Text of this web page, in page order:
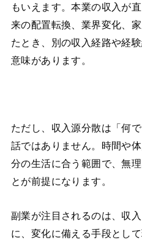
もいえます。本業の収入が
来の配置転換、業界変化、
たとき、別の収入経路や経
意味があります。
ただし、収入源分散は「何
話ではありません。時間や
分の生活に合う範囲で、無
とが前提になります。
副業が注目されるのは、収
に、変化に備える手段とし